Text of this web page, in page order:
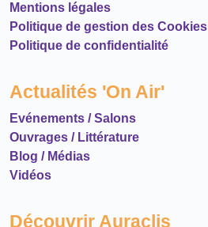
Mentions légales
Politique de gestion des Cookies
Politique de confidentialité
Actualités 'On Air'
Evénements / Salons
Ouvrages / Littérature
Blog / Médias
Vidéos
Découvrir Auraclis